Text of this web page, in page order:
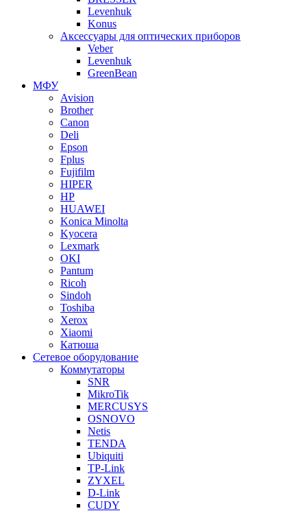
Levenhuk
Konus
Аксессуары для оптических приборов
Veber
Levenhuk
GreenBean
МФУ
Avision
Brother
Canon
Deli
Epson
Fplus
Fujifilm
HIPER
HP
HUAWEI
Konica Minolta
Kyocera
Lexmark
OKI
Pantum
Ricoh
Sindoh
Toshiba
Xerox
Xiaomi
Катюша
Сетевое оборудование
Коммутаторы
SNR
MikroTik
MERCUSYS
OSNOVO
Netis
TENDA
Ubiquiti
TP-Link
ZYXEL
D-Link
CUDY